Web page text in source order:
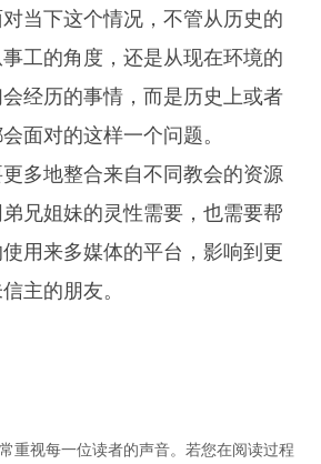
当下这个情况，不管从历史的
工的角度，还是从现在环境的
经历的事情，而是历史上或者
面对的这样一个问题。
多地整合来自不同教会的资源
兄姐妹的灵性需要，也需要帮
用来多媒体的平台，影响到更
主的朋友。
重视每一位读者的声音。若您在阅读过程